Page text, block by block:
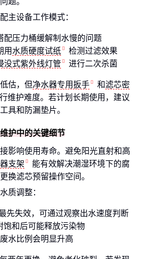
主设备工作模式：
配压力桶缓解制水慢的问题
用 水质硬度试纸
检测过滤效果
没式紫外线灯管 进行二次杀菌
估，但净水器专用扳手 和滤芯密
维护难度。若计划长期使用，建议
具和防漏垫片。
护中的关键细节
影响使用寿命。避免阳光直射和高
支架
能有效解决潮湿环境下的腐
换滤芯预留操作空间。
质调整：
先失效，可通过观察出水速度判断
饱和后可能释放污染物
水比例会明显升高